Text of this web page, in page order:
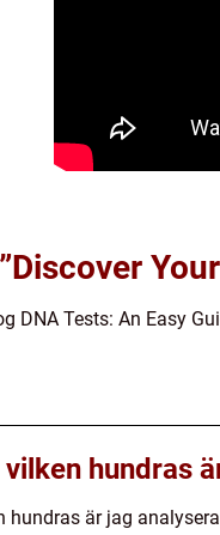
Your
DNA Tests: An Easy
hundras
hundras är jag